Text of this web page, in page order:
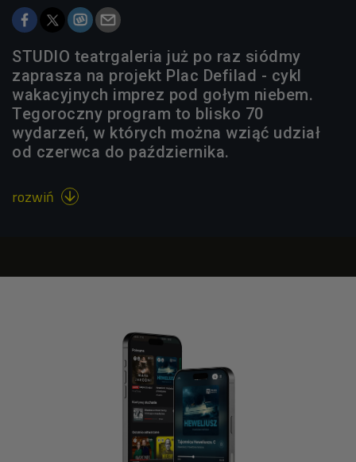
STUDIO teatrgaleria już po raz siódmy
zaprasza na projekt Plac Defilad - cykl
wakacyjnych imprez pod gołym niebem.
Tegoroczny program to blisko 70
wydarzeń, w których można wziąć udział
od czerwca do października.
rozwiń 